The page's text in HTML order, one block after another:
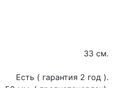
33 см.
Есть ( гарантия 2 год ).